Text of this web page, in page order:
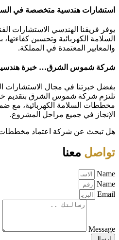
استشارات هندسية متخصصة في
يوفر فريقنا الهندسي الاستشارات
السلامة الكهربائية وتحسين كفاءتها،
والمعايير المعتمدة في المملكة.
شركة شموس الشرق… خبرة
بفضل خبرتنا في مجال الاستشارات
تلتزم شركة شموس الشرق بتقديم
مخططات السلامة الكهربائية، مع
الإنجاز في جميع مراحل المشروع.
هل تبحث عن شركة اعتماد مخططات
تواصل معنا
Name
Name
Email
Message